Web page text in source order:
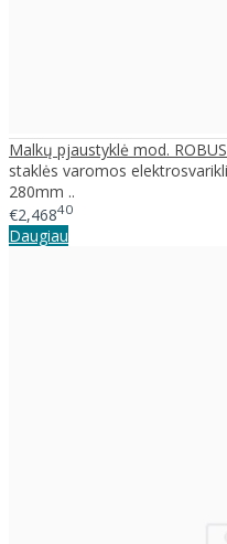
Malkų pjaustyklė mod.
staklės varomos
280mm ..
€2,46840
Daugiau